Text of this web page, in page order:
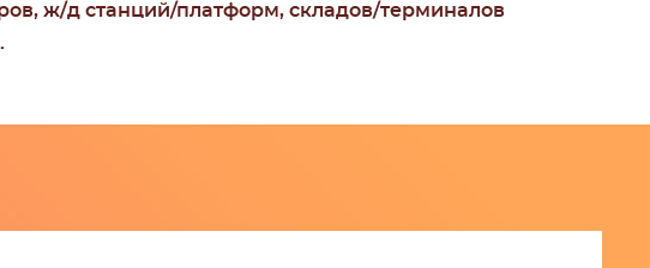
ж/д станций/платформ, складов/терминалов